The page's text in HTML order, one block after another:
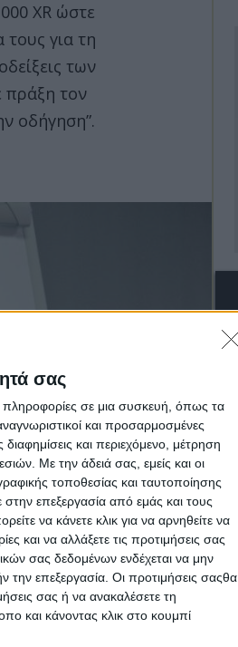
σας
πληροφορίες σε μια συσκευή, όπως τα
και προσαρμοσμένες
και περιεχόμενο, μέτρηση
Με την άδειά σας, εμείς και οι
τοποθεσίας και ταυτοποίησης
επεξεργασία από εμάς και τους
να κάνετε κλικ για να αρνηθείτε να
και να αλλάξετε τις προτιμήσεις σας
σας δεδομένων ενδέχεται να μην
την επεξεργασία. Οι προτιμήσεις σαςθα
σας ή να ανακαλέσετε τη
και κάνοντας κλικ στο κουμπί
XR ώστε
για τη
των
πράξη τον
οδήγηση”.